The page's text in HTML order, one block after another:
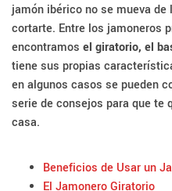
jamón ibérico no se mueva
cortarte. Entre los jamoneros
encontramos el giratorio, el
tiene sus propias
en algunos casos se pueden
serie de consejos para que te
casa.
Beneficios de Usar un
El Jamonero Giratorio